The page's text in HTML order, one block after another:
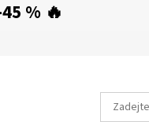
% 🔥